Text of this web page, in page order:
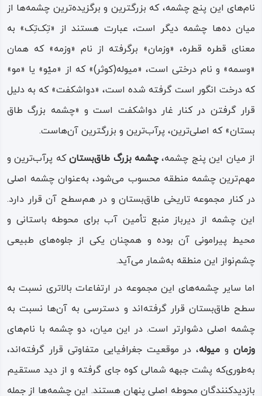
نام‌های این پنج چشمه، که بزرگترین و برگزیده‌ترین چشمه‌ها از
میان ده‌ها چشمه دیگر است، عبارت هستند از «تِک‌تِک» به
معنای قطره‌ قطره، «وزمان» برگرفته از نام «وزمه» که همان
«وسمه» و نام درختی است، «میوله(کوثر)» که از «میْو» یا «مو»
که درخت انگور است گرفته شده است، «دواشکفت» که به دلیل
قرار گرفتن در کنار غار دواشکفت است و «چشمه‌ بزرگ طاق‌
بستان» که اصلی‌ترین، پرآب‌ترین و بزرگترین آن‌هاست.
از میان این پنج چشمه،چشمه‌ بزرگ طاق‌بستانکه پرآب‌ترین و
مهم‌ترین چشمه منطقه محسوب می‌شود، به‌عنوان چشمه اصلی
در کنار مجموعه تاریخی طاق‌بستان و در هم‌سطح آن قرار دارد.
این چشمه از دیرباز منبع تأمین آب برای محوطه باستانی و
محیط پیرامونی آن بوده و همچنان یکی از جلوه‌های طبیعی
چشم‌نواز این منطقه به‌شمار می‌آید.
اما سایر چشمه‌های این مجموعه در ارتفاعات بالاتری نسبت به
سطح طاق‌بستان قرار گرفته‌اند و دسترسی به آن‌ها نسبت به
چشمه اصلی دشوارتر است. در این میان، دو چشمه با نام‌های
وزمان و میوله، در موقعیت جغرافیایی متفاوتی قرار گرفته‌اند،
به‌طوری‌که پشت جبهه شمالی کوه جای گرفته و از دید مستقیم
بازدیدکنندگان محوطه اصلی پنهان هستند. این چشمه‌ها از جمله